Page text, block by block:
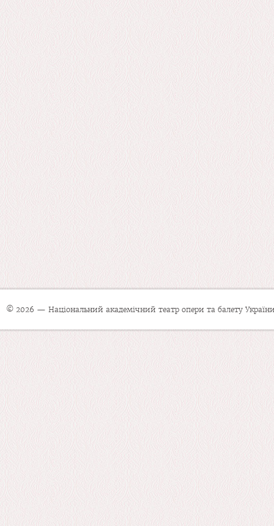
© 2026 — Національний академічний театр опери та балету